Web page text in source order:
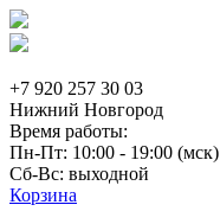
+7 920 257 30 03
Нижний Новгород
Время работы:
Пн-Пт: 10:00 - 19:00 (мск)
Сб-Вс: выходной
Корзина